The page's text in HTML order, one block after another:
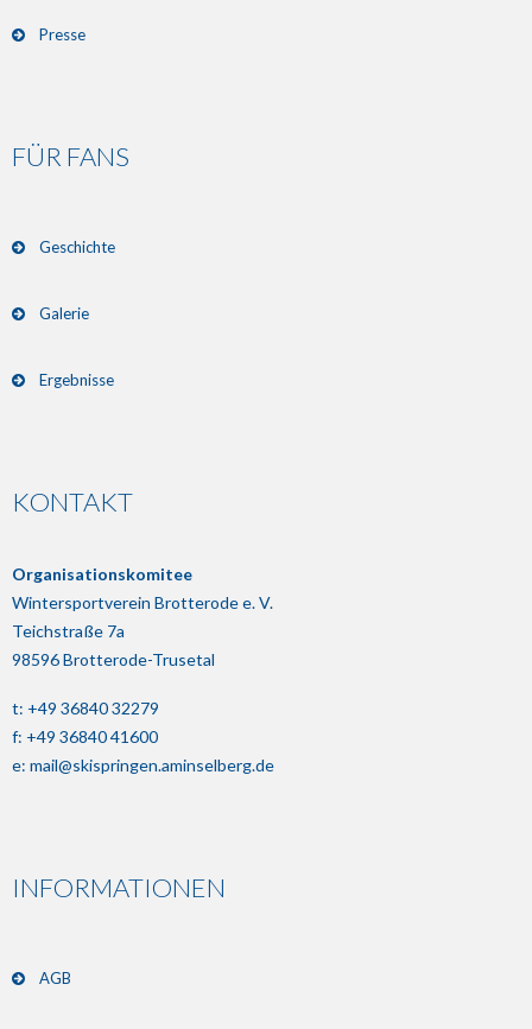
Presse
FÜR FANS
Geschichte
Galerie
Ergebnisse
KONTAKT
Organisationskomitee
Wintersportverein Brotterode e. V.
Teichstraße 7a
98596 Brotterode-Trusetal
t: +49 36840 32279
f: +49 36840 41600
e: mail@skispringen.aminselberg.de
INFORMATIONEN
AGB